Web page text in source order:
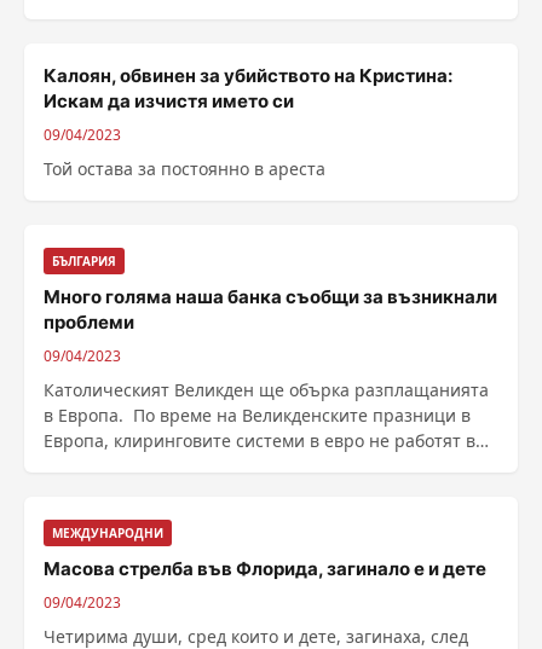
Калоян, обвинен за убийството на Кристина:
Искам да изчистя името си
09/04/2023
Той остава за постоянно в ареста
БЪЛГАРИЯ
Много голяма наша банка съобщи за възникнали
проблеми
09/04/2023
Католическият Великден ще обърка разплащанията
в Европа. По време на Великденските празници в
Европа, клиринговите системи в евро не работят в
МЕЖДУНАРОДНИ
Масова стрелба във Флорида, загинало е и дете
09/04/2023
Четирима души, сред които и дете, загинаха, след